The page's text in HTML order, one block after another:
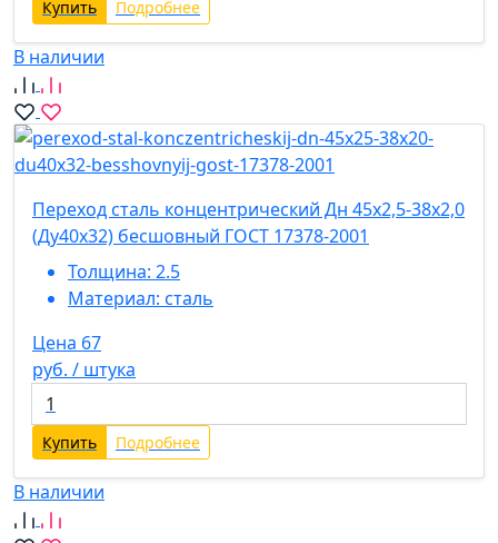
Купить Подробнее
В наличии
Переход сталь концентрический Дн 45х2,5-38х2,0
(Ду40х32) бесшовный ГОСТ 17378-2001
Толщина: 2.5
Материал: сталь
Цена 67
руб. / штука
Купить Подробнее
В наличии